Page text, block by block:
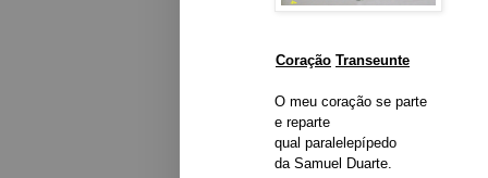
Coração Transeunte
O meu coração se parte
e reparte
qual paralelepípedo
da Samuel Duarte.